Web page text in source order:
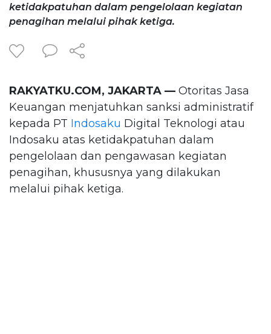
ketidakpatuhan dalam pengelolaan kegiatan
penagihan melalui pihak ketiga.
RAKYATKU.COM, JAKARTA — Otoritas Jasa
Keuangan menjatuhkan sanksi administratif
kepada PT Indosaku Digital Teknologi atau
Indosaku atas ketidakpatuhan dalam
pengelolaan dan pengawasan kegiatan
penagihan, khususnya yang dilakukan
melalui pihak ketiga.